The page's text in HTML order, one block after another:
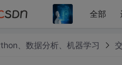
全部
、数据分析、机器学习